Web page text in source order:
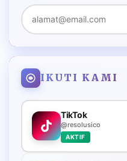
IKUTI KAMI
TikTok
@resolusico
AKTIF